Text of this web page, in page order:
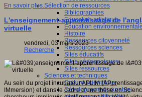
Sélection de ressources
Bibliographies
Education artistique
Education environnementale
Histoire
Ressources citoyenneté
Ressources sciences
Sites éducatifs
Sites pédagogiques
Sites ressources
Sciences et techniques
Culture scientifique
Développement durable
En savoir plus...
L'enseignement-apprentissage de
virtuelle
vendredi, 03 mars 2023
Recherche
Au sein du projet incubateur APLIM
IMmersion) et dans le cadre d’une thèse en